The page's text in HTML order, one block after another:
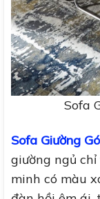
Sofa
Sofa Giường
giường ngủ
minh có màu